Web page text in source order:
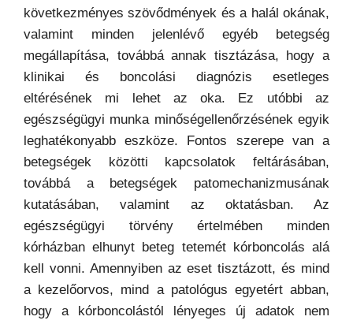
következményes szövődmények és a halál okának,
valamint minden jelenlévő egyéb betegség
megállapítása, továbbá annak tisztázása, hogy a
klinikai és boncolási diagnózis esetleges
eltérésének mi lehet az oka. Ez utóbbi az
egészségügyi munka minőségellenőrzésének egyik
leghatékonyabb eszköze. Fontos szerepe van a
betegségek közötti kapcsolatok feltárásában,
továbbá a betegségek patomechanizmusának
kutatásában, valamint az oktatásban. Az
egészségügyi törvény értelmében minden
kórházban elhunyt beteg tetemét kórboncolás alá
kell vonni. Amennyiben az eset tisztázott, és mind
a kezelőorvos, mind a patológus egyetért abban,
hogy a kórboncolástól lényeges új adatok nem